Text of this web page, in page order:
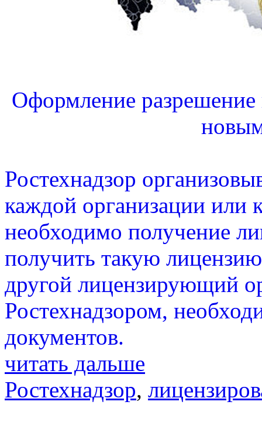
Оформление
Ростехнадзор
каждой организации или
необходимо получение
получить такую
другой лицензирующий
Ростехнадзором,
документов.
читать дальше
Ростехнадзор,